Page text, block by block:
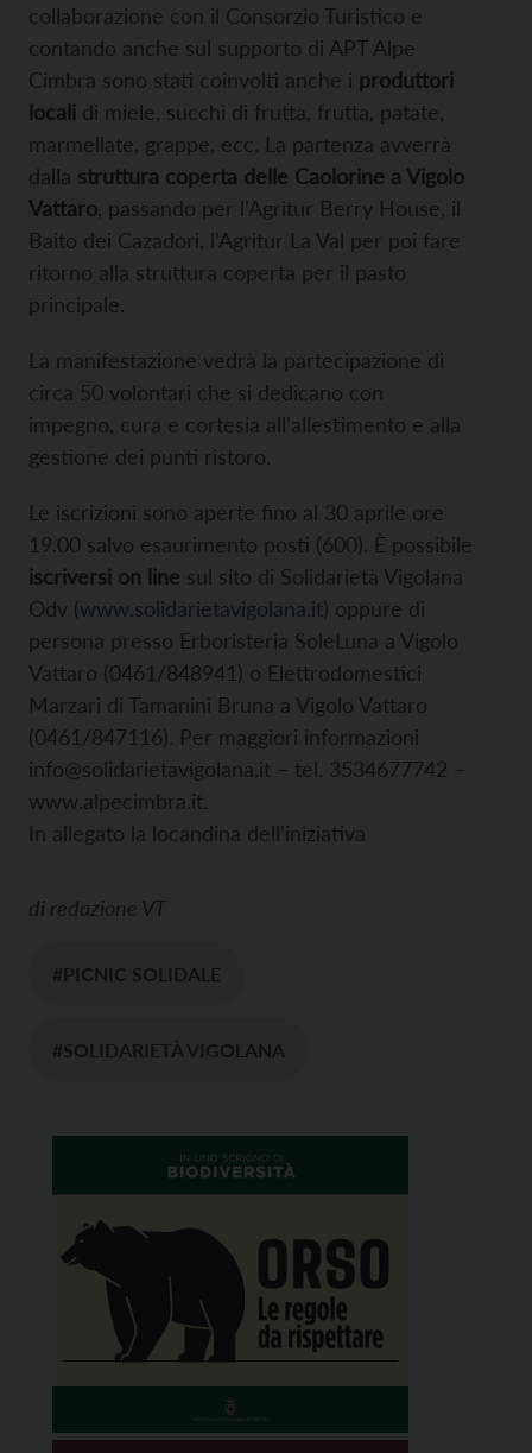
collaborazione con il Consorzio Turistico e
contando anche sul supporto di APT Alpe
Cimbra sono stati coinvolti anche i produttori
locali di miele, succhi di frutta, frutta, patate,
marmellate, grappe, ecc. La partenza avverrà
dalla struttura coperta delle Caolorine a Vigolo
Vattaro , passando per l’Agritur Berry House, il
Baito dei Cazadori, l’Agritur La Val per poi fare
ritorno alla struttura coperta per il pasto
principale.
La manifestazione vedrà la partecipazione di
circa 50 volontari che si dedicano con
impegno, cura e cortesia all’allestimento e alla
gestione dei punti ristoro.
Le iscrizioni sono aperte fino al 30 aprile ore
19.00 salvo esaurimento posti (600). È possibile
iscriversi on line sul sito di Solidarietà Vigolana
Odv (www.solidarietavigolana.it) oppure di
persona presso Erboristeria SoleLuna a Vigolo
Vattaro (0461/848941) o Elettrodomestici
Marzari di Tamanini Bruna a Vigolo Vattaro
(0461/847116). Per maggiori informazioni
info@solidarietavigolana.it – tel. 3534677742 –
www.alpecimbra.it.
In allegato la locandina dell’iniziativa
di redazione VT
#PICNIC SOLIDALE
#SOLIDARIETÀ VIGOLANA